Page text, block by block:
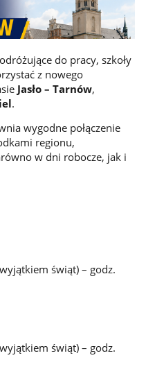
do pracy, szkoły
z nowego
Jasło – Tarnów,
.
wygodne połączenie
regionu,
w dni robocze, jak i
świąt) – godz.
świąt) – godz.